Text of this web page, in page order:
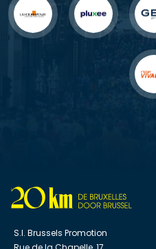
S.I. Brussels Promotion